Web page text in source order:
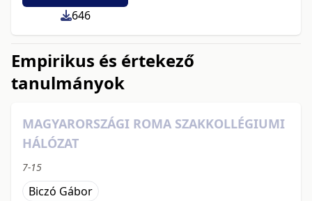
646
Empirikus és értekező
tanulmányok
MAGYARORSZÁGI ROMA SZAKKOLLÉGIUMI
HÁLÓZAT
7-15
Biczó Gábor